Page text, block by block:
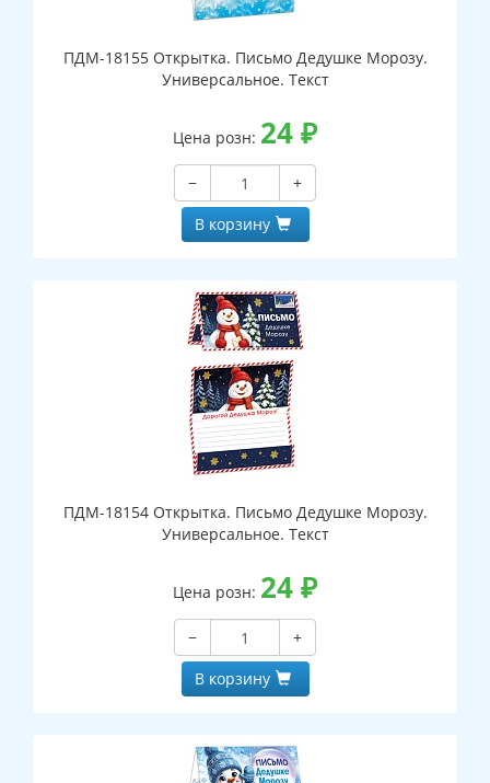
ПДМ-18155 Открытка. Письмо Дедушке Морозу.
Универсальное. Текст
Цена розн: 24₽
−
+
В корзину
ПДМ-18154 Открытка. Письмо Дедушке Морозу.
Универсальное. Текст
Цена розн: 24₽
−
+
В корзину